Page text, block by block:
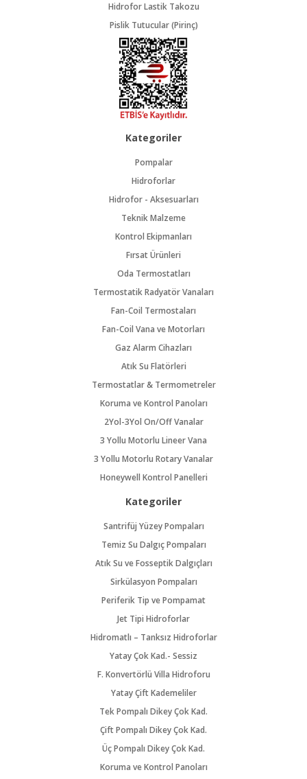
Hidrofor Lastik Takozu
Pislik Tutucular (Pirinç)
Kategoriler
Pompalar
Hidroforlar
Hidrofor - Aksesuarları
Teknik Malzeme
Kontrol Ekipmanları
Fırsat Ürünleri
Oda Termostatları
Termostatik Radyatör Vanaları
Fan-Coil Termostaları
Fan-Coil Vana ve Motorları
Gaz Alarm Cihazları
Atık Su Flatörleri
Termostatlar & Termometreler
Koruma ve Kontrol Panoları
2Yol-3Yol On/Off Vanalar
3 Yollu Motorlu Lineer Vana
3 Yollu Motorlu Rotary Vanalar
Honeywell Kontrol Panelleri
Kategoriler
Santrifüj Yüzey Pompaları
Temiz Su Dalgıç Pompaları
Atık Su ve Fosseptik Dalgıçları
Sirkülasyon Pompaları
Periferik Tip ve Pompamat
Jet Tipi Hidroforlar
Hidromatlı – Tanksız Hidroforlar
Yatay Çok Kad.- Sessiz
F. Konvertörlü Villa Hidroforu
Yatay Çift Kademeliler
Tek Pompalı Dikey Çok Kad.
Çift Pompalı Dikey Çok Kad.
Üç Pompalı Dikey Çok Kad.
Koruma ve Kontrol Panoları